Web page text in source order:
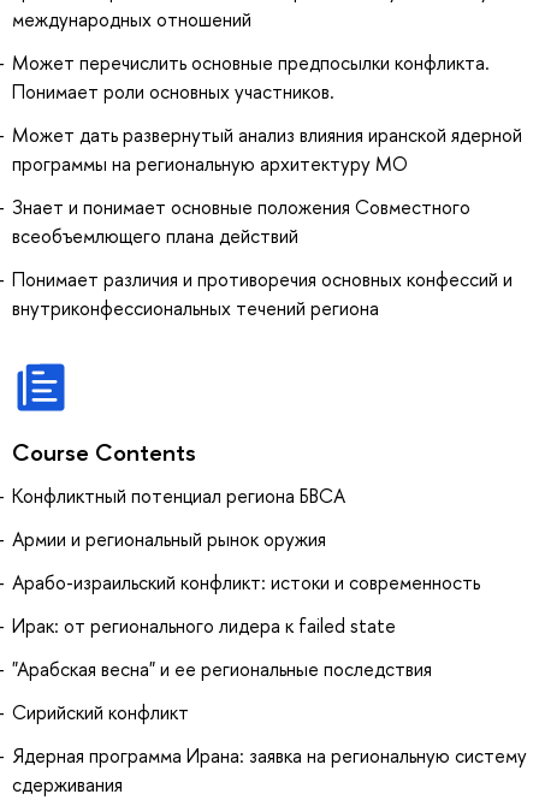
международных отношений
Может перечислить основные предпосылки конфликта.
Понимает роли основных участников.
Может дать развернутый анализ влияния иранской ядерной
программы на региональную архитектуру МО
Знает и понимает основные положения Совместного
всеобъемлющего плана действий
Понимает различия и противоречия основных конфессий и
внутриконфессиональных течений региона
Course Contents
Конфликтный потенциал региона БВСА
Армии и региональный рынок оружия
Арабо-израильский конфликт: истоки и современность
Ирак: от регионального лидера к failed state
"Арабская весна" и ее региональные последствия
Сирийский конфликт
Ядерная программа Ирана: заявка на региональную систему
сдерживания